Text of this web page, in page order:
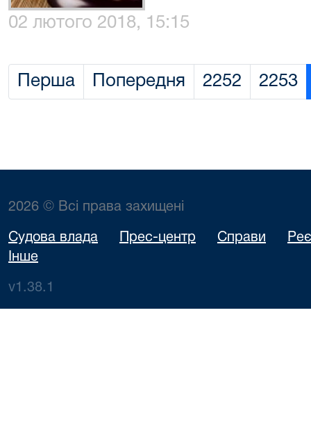
02 лютого 2018, 15:15
Перша Попередня 2252 2253
2026 © Всі права захищені
Судова влада Прес-центр Справи
Інше
v1.38.1